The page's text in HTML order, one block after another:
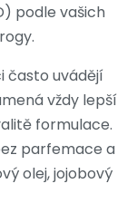
podle vašich
často uvádějí
vždy lepší
formulace.
parfemace a
olej, jojobový